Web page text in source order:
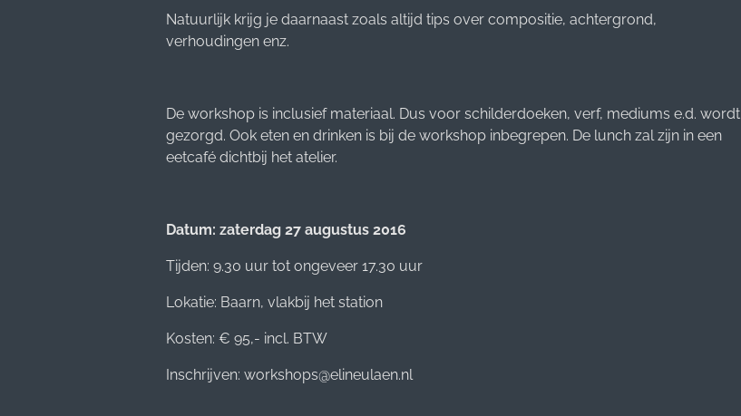
Natuurlijk krijg je daarnaast zoals altijd tips over compositie, achtergrond,
verhoudingen enz.
De workshop is inclusief materiaal. Dus voor schilderdoeken, verf, mediums e.d. wordt
gezorgd. Ook eten en drinken is bij de workshop inbegrepen. De lunch zal zijn in een
eetcafé dichtbij het atelier.
Datum: zaterdag 27 augustus 2016
Tijden: 9.30 uur tot ongeveer 17.30 uur
Lokatie: Baarn, vlakbij het station
Kosten: € 95,- incl. BTW
Inschrijven: workshops@elineulaen.nl